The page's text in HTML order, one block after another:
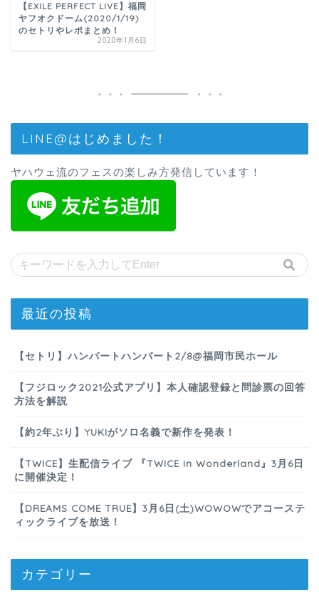
【EXILE PERFECT LIVE】福岡
ヤフオクドーム(2020/1/19)
のセトリやレポまとめ！
2020年1月6日
LINE@はじめました！
ヤハウェ流のフェスの楽しみ方発信しています！
最近の投稿
【セトリ】ハンバートハンバート2/8@福岡市民ホール
【フジロック2021公式アプリ】本人確認登録と問診票の回答
方法を解説
【約2年ぶり】YUKIがソロ名義で新作を発表！
【TWICE】生配信ライブ 『TWICE in Wonderland』3月6日
に開催決定！
【DREAMS COME TRUE】3月6日(土)WOWOWでアコーステ
ィックライブを放送！
カテゴリー